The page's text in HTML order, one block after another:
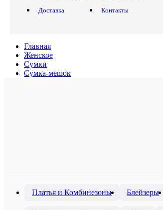
Доставка
Контакты
Главная
Женское
Сумки
Сумка-мешок
Платья и Комбинезоны Блейзеры